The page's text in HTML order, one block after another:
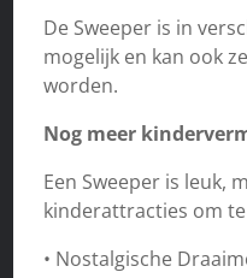
De Sweeper is in
mogelijk en kan ook
worden.
Nog meer
Een Sweeper is leuk,
kinderattracties om
• Nostalgische